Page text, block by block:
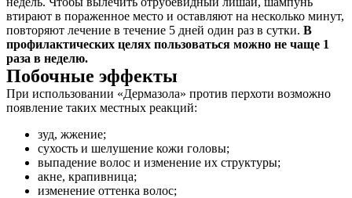
втирают в пораженное место и оставляют на несколько минут,
повторяют лечение в течение 5 дней один раз в сутки. В
профилактических целях пользоваться можно не чаще 1
раза в неделю.
Побочные эффекты
При использовании «Дермазола» против перхоти возможно
появление таких местных реакций:
зуд, жжение;
сухость и шелушение кожи головы;
выпадение волос и изменение их структуры;
акне, крапивница;
изменение оттенка волос;